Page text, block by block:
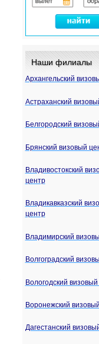
Наши филиалы
Архангельский
Астраханский
Белгородский
Брянский визовый
Владивостокский
центр
Владикавказский
центр
Владимирский
Волгоградский
Вологодский
Воронежский
Дагестанский